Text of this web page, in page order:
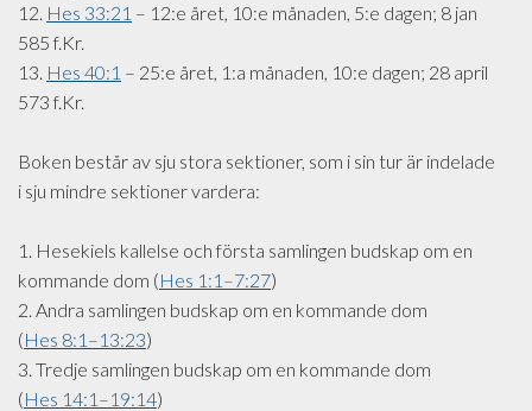
12. Hes 33:21 – 12:e året, 10:e månaden, 5:e dagen; 8 jan
585 f.Kr.
13. Hes 40:1 – 25:e året, 1:a månaden, 10:e dagen; 28 april
573 f.Kr.
Boken består av sju stora sektioner, som i sin tur är indelade
i sju mindre sektioner vardera:
1. Hesekiels kallelse och första samlingen budskap om en
kommande dom (Hes 1:1–7:27)
2. Andra samlingen budskap om en kommande dom
(Hes 8:1–13:23)
3. Tredje samlingen budskap om en kommande dom
(Hes 14:1–19:14)